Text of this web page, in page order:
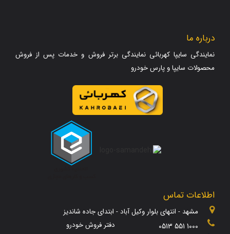
درباره ما
نمایندگی سایپا کهربائی نمایندگی برتر فروش و خدمات پس از فروش
محصولات سایپا و پارس خودرو
اطلاعات تماس
مشهد - انتهای بلوار وکیل آباد - ابتدای جاده شاندیز
0513 551 1000 دفتر فروش خودرو